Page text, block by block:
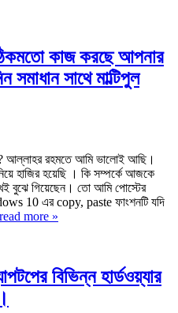
কাজ করছে আপনার
সাথে মাল্টিপুল
রহমতে আমি ভালোই আছি।
হাজির হয়েছি । কি সম্পর্কে আজকে
বুঝে গিয়েছেন। তো আমি পোস্টের
10 এর copy, paste ফাংশনটি যদি
read more »
বিভিন্ন হার্ডওয়্যার